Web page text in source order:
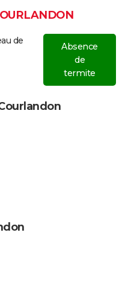
de
Absence
de
termite